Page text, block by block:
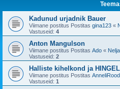
Kadunud urjadnik Bauer
Viimane postitus Postitas gina123 «
Vastuseid: 4
Anton Mangulson
Viimane postitus Postitas Ado «
Vastuseid: 2
Halliste kihelkond ja
Viimane postitus Postitas
Vastuseid: 1